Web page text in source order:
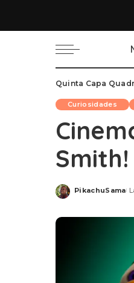
Quinta Capa
Curiosidades
Posted
PikachuSama